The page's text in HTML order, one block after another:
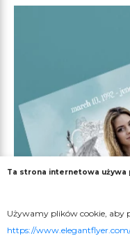
Ta strona internetowa
Używamy plików cookie,
https://